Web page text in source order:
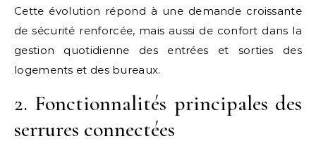
Cette évolution répond à une demande croissante
de sécurité renforcée, mais aussi de confort dans la
gestion quotidienne des entrées et sorties des
logements et des bureaux.
2. Fonctionnalités principales des
serrures connectées